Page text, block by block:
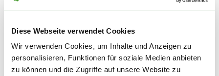
Diese Webseite verwendet Cookies
Wir verwenden Cookies, um Inhalte und Anzeigen zu
personalisieren, Funktionen für soziale Medien anbieten
zu können und die Zugriffe auf unsere Website zu
von 11:00 bis 16:00 Uhr
Pader­born-Kern­stadt von 11:00 bis 16:00 Uhr
Recklinghausen-Süd von 11:00 bis 16:00 Uhr